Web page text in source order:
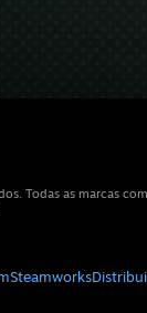
Todas as marcas
Steamworks